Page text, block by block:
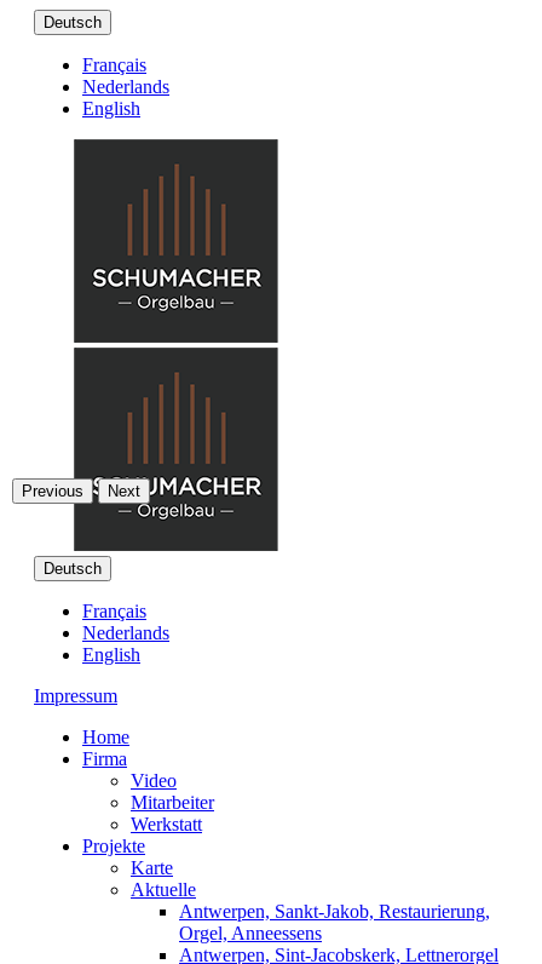
Deutsch
Français
Nederlands
English
Deutsch
Français
Nederlands
English
Impressum
Home
Firma
Video
Mitarbeiter
Werkstatt
Projekte
Karte
Aktuelle
Antwerpen, Sankt-Jakob, Restaurierung,
Orgel, Anneessens
Antwerpen, Sint-Jacobskerk, Lettnerorgel
Previous Next